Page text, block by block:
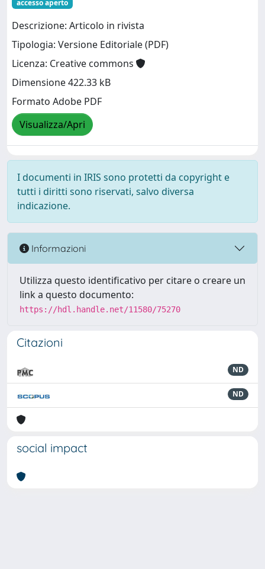
accesso aperto
Descrizione: Articolo in rivista
Tipologia: Versione Editoriale (PDF)
Licenza: Creative commons
Dimensione 422.33 kB
Formato Adobe PDF
Visualizza/Apri
I documenti in IRIS sono protetti da copyright e
tutti i diritti sono riservati, salvo diversa
indicazione.
Informazioni
Utilizza questo identificativo per citare o creare un
link a questo documento:
https://hdl.handle.net/11580/75270
Citazioni
ND
ND
social impact